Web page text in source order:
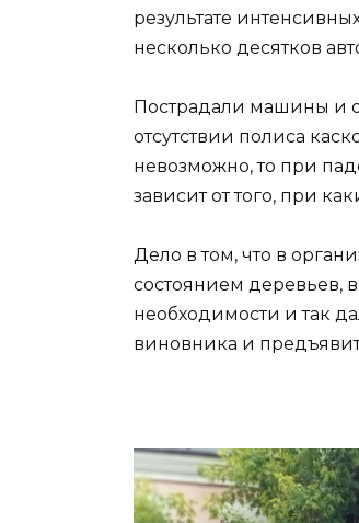
результате
несколько десятков
Пострадали машины и
отсутствии полиса
невозможно, то при
зависит от того, при
Дело в том, что в
состоянием деревьев,
необходимости и так
виновника и